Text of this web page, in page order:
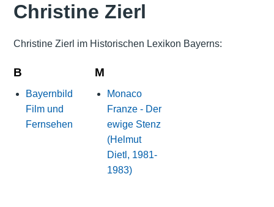
Christine Zierl
Christine Zierl im Historischen Lexikon Bayerns:
B
Bayernbild
Film und
Fernsehen
M
Monaco
Franze - Der
ewige Stenz
(Helmut
Dietl, 1981-
1983)